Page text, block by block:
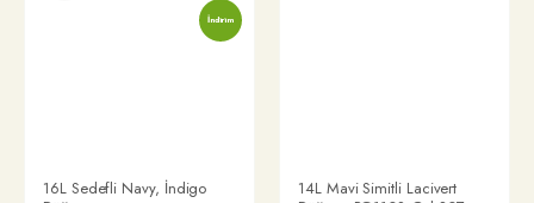
İndirim
16L Sedefli Navy, İndigo
14L Mavi Simitli Lacivert
Çerez Uygulaması ve Gizlilik
İnternet Sitesinin Kullanımı
Bağlantılı Linkler
İletişim